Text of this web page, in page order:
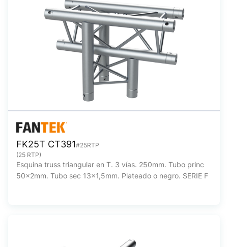
FK25T CT391#25RTP
(25 RTP)
Esquina truss triangular en T. 3 vías. 250mm. Tubo princ
50x2mm. Tubo sec 13x1,5mm. Plateado o negro. SERIE F